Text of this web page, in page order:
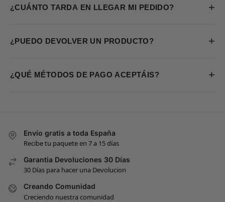
¿CUÁNTO TARDA EN LLEGAR MI PEDIDO? +
¿PUEDO DEVOLVER UN PRODUCTO? +
¿QUÉ MÉTODOS DE PAGO ACEPTÁIS? +
Envío gratis a toda España
Recibe tu paquete en 7 a 15 días
Garantia Devoluciones 30 Días
30 Días para hacer una Devolucion
Creando Comunidad
Creciendo nuestra comunidad